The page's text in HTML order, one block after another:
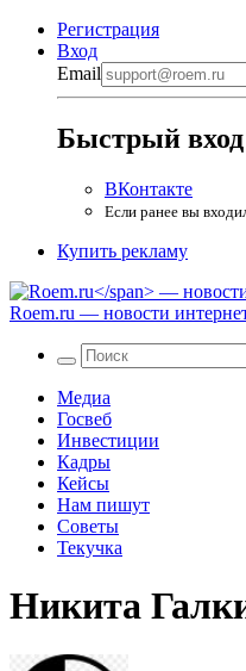
Регистрация
Вход
Email
Быстрый вход
ВКонтакте
Если ранее вы
Купить рекламу
Roem.ru — новости
Медиа
Госвеб
Инвестиции
Кадры
Кейсы
Нам пишут
Советы
Текучка
Никита